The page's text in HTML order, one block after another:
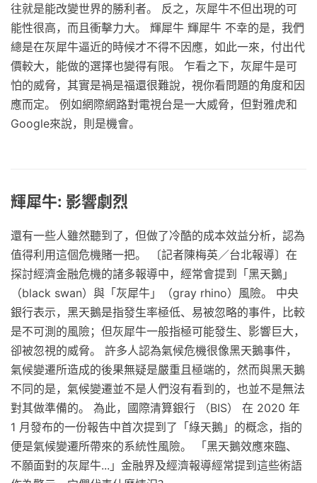
往就是能改變世界的勝利者。 反之，灰犀牛不但出現的可
能性很高，而且衝擊力大。 輝犀牛 輝犀牛 不幸的是，我們
總是在灰犀牛逼近的時候才不得不因應，如此一來，付出代
價較大，能做的選擇也變得有限。 乍看之下，灰犀牛是可
怕的威脅，其實是禍是福還很難說，視你看問題的角度和因
應而定。 例如網際網路對電視台是一大威脅，但對雅虎和
Google來說，則是機會。
輝犀牛: 影響劇烈
還有一些人雖然聽到了，但做了冷酷的成本效益分析，認為
值得利用這個危機賭一把。 〔記者陳梅英／台北報導〕在
探討經濟金融危機的諸多報導中，經常會提到「黑天鵝」
（black swan）與「灰犀牛」（gray rhino）風險。 中央
銀行表示，黑天鵝是指發生率極低、易被忽略的事件，比較
是不可測的風險；但灰犀牛一般指極可能發生、影響巨大，
卻被忽視的威脅。 許多人認為氣候危機很像黑天鵝事件，
氣候變遷所造成的後果無疑是嚴重且極端的，然而與黑天鵝
不同的是，氣候變遷並不是人們沒有看到的，也並不是無法
對其做準備的。 為此，國際清算銀行 （BIS） 在 2020 年
1 月發布的一份報告中首次提到了「綠天鵝」的概念，指的
便是氣候變遷所帶來的系統性風險。 「黑天鵝效應來臨、
不願面對的灰犀牛...」金融界及經濟報導經常提到這些術語